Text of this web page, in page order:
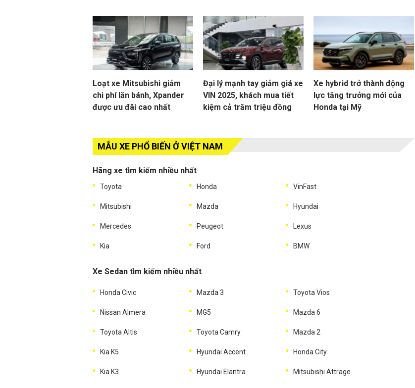
Loạt xe Mitsubishi giảm
chi phí lăn bánh, Xpander
được ưu đãi cao nhất
Đại lý mạnh tay giảm giá xe
VIN 2025, khách mua tiết
kiệm cả trăm triệu đồng
Xe hybrid trở thành động
lực tăng trưởng mới của
Honda tại Mỹ
MẪU XE PHỔ BIẾN Ở VIỆT NAM
Hãng xe tìm kiếm nhiều nhất
Toyota Honda VinFast
Mitsubishi Mazda Hyundai
Mercedes Peugeot Lexus
Kia Ford BMW
Xe Sedan tìm kiếm nhiều nhất
Honda Civic Mazda 3 Toyota Vios
Nissan Almera MG5 Mazda 6
Toyota Altis Toyota Camry Mazda 2
Kia K5 Hyundai Accent Honda City
Kia K3 Hyundai Elantra Mitsubishi Attrage